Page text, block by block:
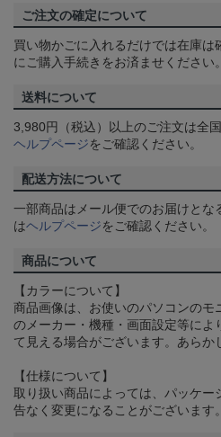
ご注文の確定について
買い物かごに入れるだけでは在庫は
にご購入手続きをお済ませください。
送料について
3,980円（税込）以上のご注文は全
ヘルプページをご確認ください。
配送方法について
一部商品はメール便でのお届けとな
はヘルプページをご確認ください。
商品について
【カラーについて】
商品画像は、お使いのパソコンのモ
のメーカー・機種・画面設定等によ
て見える場合がございます。あらか
【仕様について】
取り扱い商品によっては、パッケー
告なく変更になることがございます。